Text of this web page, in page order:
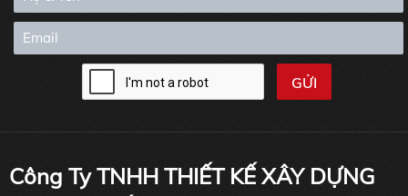
Công Ty TNHH THIẾT KẾ XÂY DỰNG